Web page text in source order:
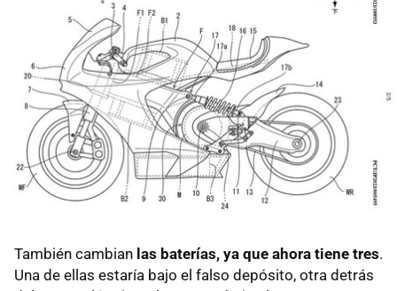
También cambian las baterías, ya que ahora tiene tres.
Una de ellas estaría bajo el falso depósito, otra detrás